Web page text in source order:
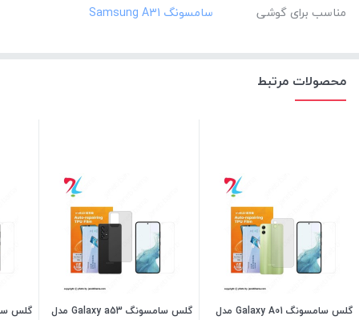
مناسب برای گوشی
محصولات مرتبط
گلس سامسونگ Galaxy A01 مدل
گلس سامسونگ Galaxy a53 مدل